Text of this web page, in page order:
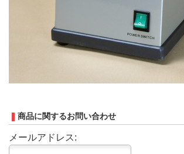
商品に関するお問い合わせ
メールアドレス: